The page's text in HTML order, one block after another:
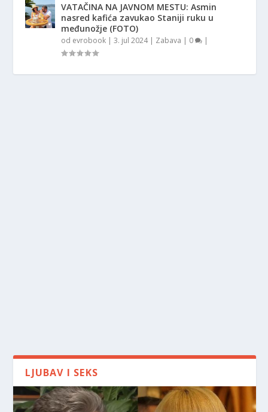
VATAČINA NA JAVNOM MESTU: Asmin
nasred kafića zavukao Staniji ruku u
međunožje (FOTO)
od evrobook |3. jul 2024| Zabava | 0 |
LJUBAV I SEKS